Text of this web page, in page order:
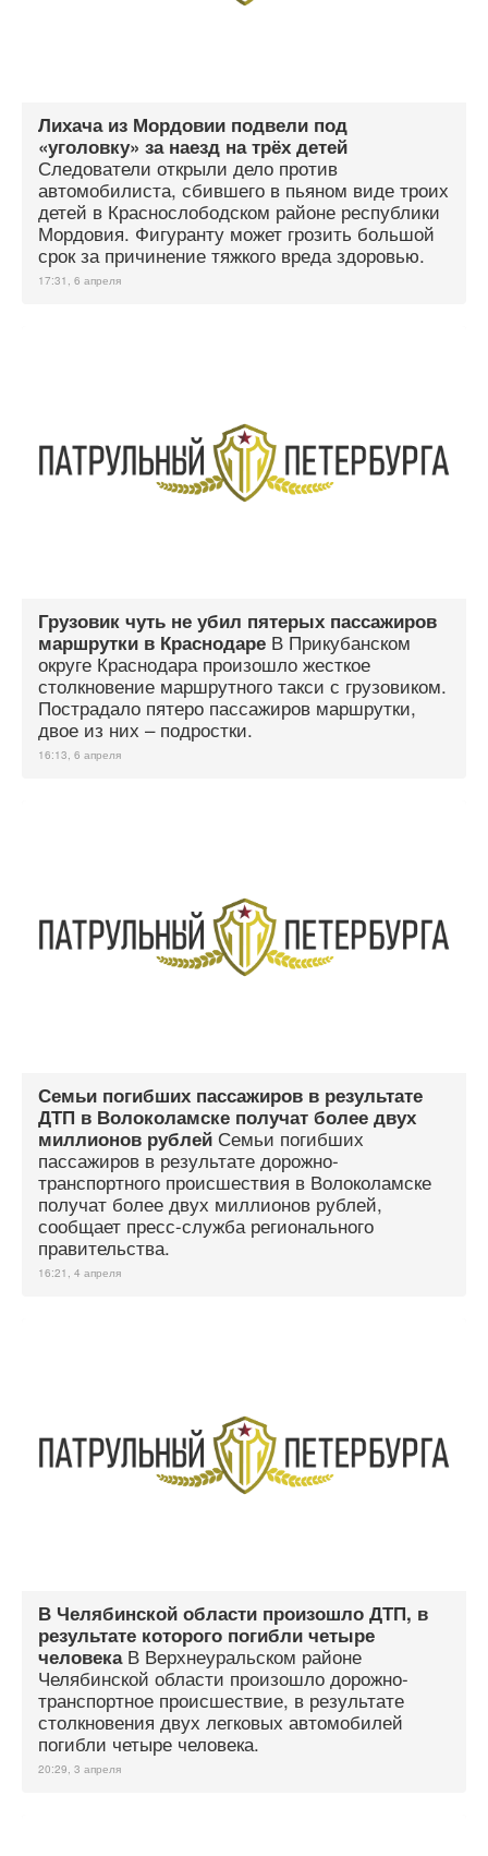
Лихача из Мордовии подвели под
«уголовку» за наезд на трёх детей
Следователи открыли дело против
автомобилиста, сбившего в пьяном виде троих
детей в Краснослободском районе республики
Мордовия. Фигуранту может грозить большой
срок за причинение тяжкого вреда здоровью.
17:31, 6 апреля
Грузовик чуть не убил пятерых пассажиров
маршрутки в Краснодаре В Прикубанском
округе Краснодара произошло жесткое
столкновение маршрутного такси с грузовиком.
Пострадало пятеро пассажиров маршрутки,
двое из них – подростки.
16:13, 6 апреля
Семьи погибших пассажиров в результате
ДТП в Волоколамске получат более двух
миллионов рублей Семьи погибших
пассажиров в результате дорожно-
транспортного происшествия в Волоколамске
получат более двух миллионов рублей,
сообщает пресс-служба регионального
правительства.
16:21, 4 апреля
В Челябинской области произошло ДТП, в
результате которого погибли четыре
человека В Верхнеуральском районе
Челябинской области произошло дорожно-
транспортное происшествие, в результате
столкновения двух легковых автомобилей
погибли четыре человека.
20:29, 3 апреля